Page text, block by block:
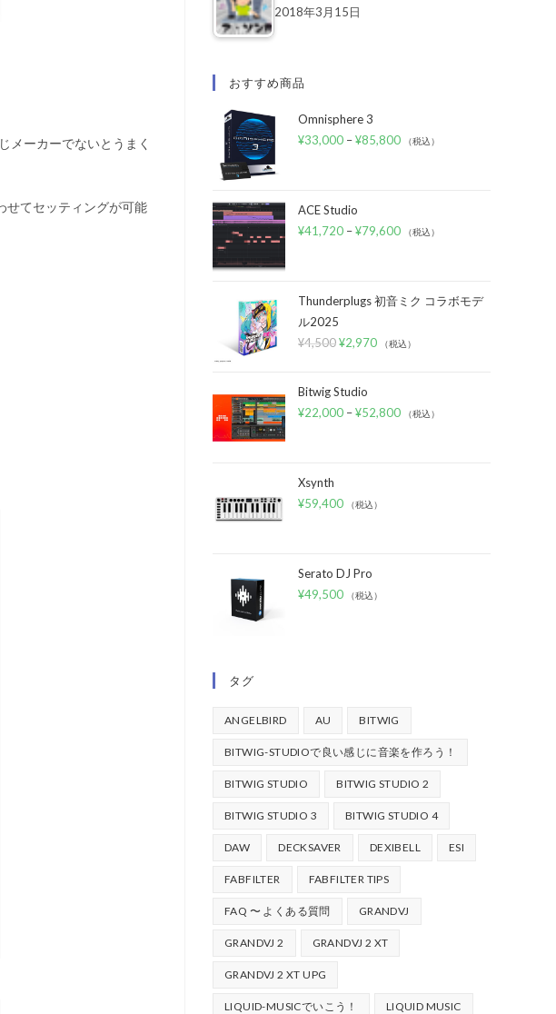
メーカーでないとうまく
せてセッティングが可能
2018年3月15日
おすすめ商品
Omnisphere 3
¥33,000 –¥85,800 （税込）
ACE Studio
¥41,720 –¥79,600 （税込）
Thunderplugs 初音ミク コラボモデ
ル2025
¥4,500¥2,970 （税込）
Bitwig Studio
¥22,000 –¥52,800 （税込）
Xsynth
¥59,400 （税込）
Serato DJ Pro
¥49,500 （税込）
タグ
ANGELBIRD AU BITWIG
BITWIG-STUDIOで良い感じに音楽を作ろう！
BITWIG STUDIO BITWIG STUDIO 2
BITWIG STUDIO 3 BITWIG STUDIO 4
DAW DECKSAVER DEXIBELL ESI
FABFILTER FABFILTER TIPS
FAQ 〜 よくある質問 GRANDVJ
GRANDVJ 2 GRANDVJ 2 XT
GRANDVJ 2 XT UPG
LIQUID-MUSICでいこう！ LIQUID MUSIC